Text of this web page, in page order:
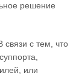
решение
связи с тем, что
или